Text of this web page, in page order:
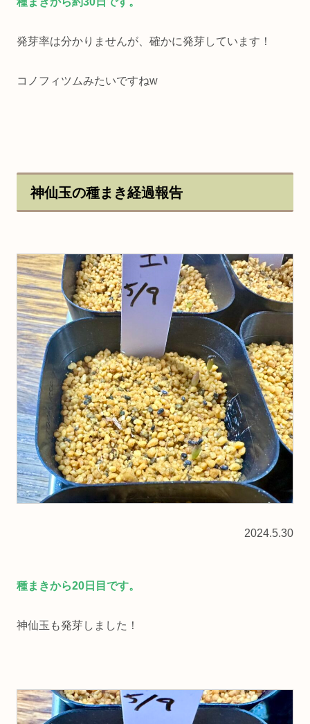
発芽率は分かりませんが、確かに発芽しています！
コノフィツムみたいですねw
神仙玉の種まき経過報告
2024.5.30
種まきから20日目です。
神仙玉も発芽しました！